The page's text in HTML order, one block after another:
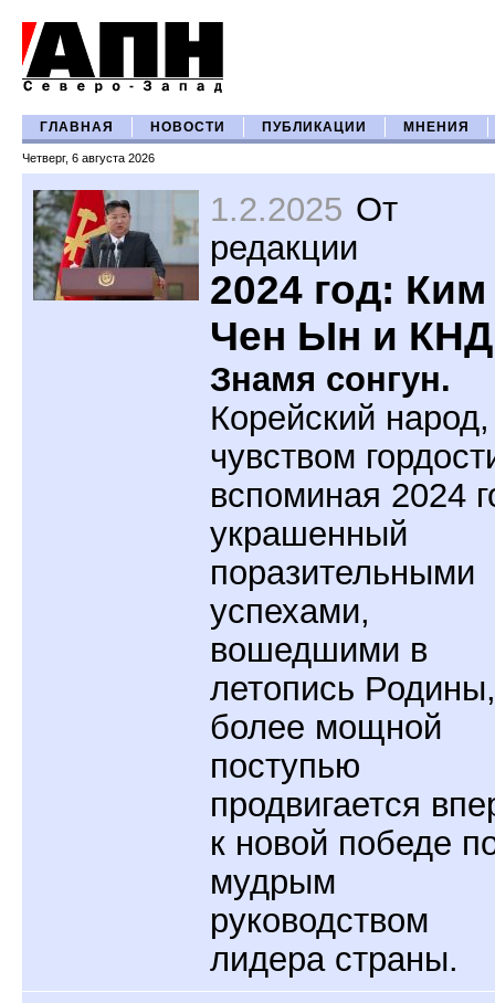
ГЛАВНАЯ НОВОСТИ ПУБЛИКАЦИИ МНЕНИЯ
Четверг, 6 августа 2026
1.2.2025 От
редакции
2024 год: Ким
Чен Ын и
Знамя сонгун.
Корейский
чувством
вспоминая 2024
украшенный
поразительными
успехами,
вошедшими в
летопись Родины,
более мощной
поступью
продвигается
к новой победе
мудрым
руководством
лидера страны.